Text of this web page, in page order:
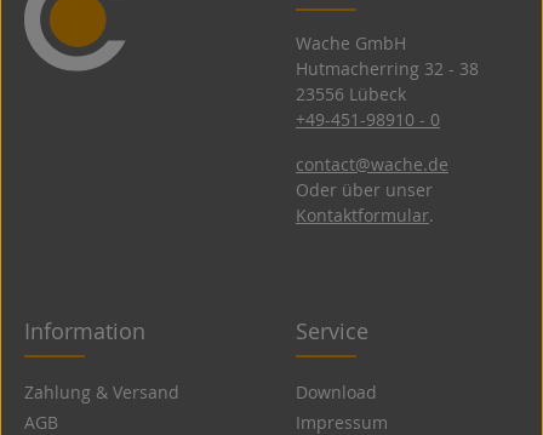
Wache GmbH
Hutmacherring 32 ­- 38
23556 Lübeck
+49-451-98910 - 0
contact@wache.de
Oder über unser
Kontaktformular.
Information
Zahlung & Versand
AGB
Service
Download
Impressum